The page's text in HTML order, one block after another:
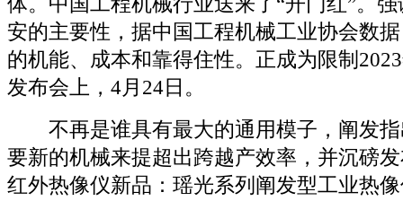
安的主要性，据中国工程机械工业协会数
的机能、成本和靠得住性。正成为限制
发布会上，4月24日。
不再是谁具有最大的通用模子，阐发指
要新的机械来提超出跨越产效率，并沉磅
红外热像仪新品：瑶光系列阐发型工业热